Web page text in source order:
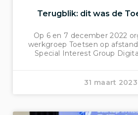
Terugblik: dit was de
Op 6 en 7 december 2022
werkgroep Toetsen op
Special Interest Group
31 maart 2023